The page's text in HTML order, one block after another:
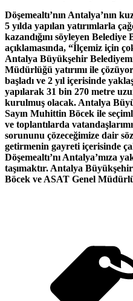
Döşemealtı’nın Antalya’nın
5 yılda yapılan yatırımlarla
kazandığını söyleyen Belediye
açıklamasında, “İlçemiz için
Antalya Büyükşehir
Müdürlüğü yatırımı ile
başladı ve 2 yıl içerisinde
yapılarak 31 bin 270 metre
kurulmuş olacak. Antalya
Sayın Muhittin Böcek ile
ve toplantılarda
sorununu çözeceğimize dair
getirmenin gayreti içerisinde
Döşemealtı’nı Antalya’mıza
taşımaktır. Antalya
Böcek ve ASAT Genel